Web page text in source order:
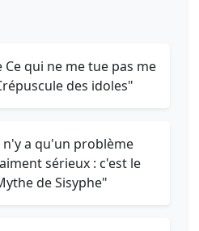
qui ne me tue pas me
des idoles"
n'y a qu'un problème
sérieux : c'est le
de Sisyphe"